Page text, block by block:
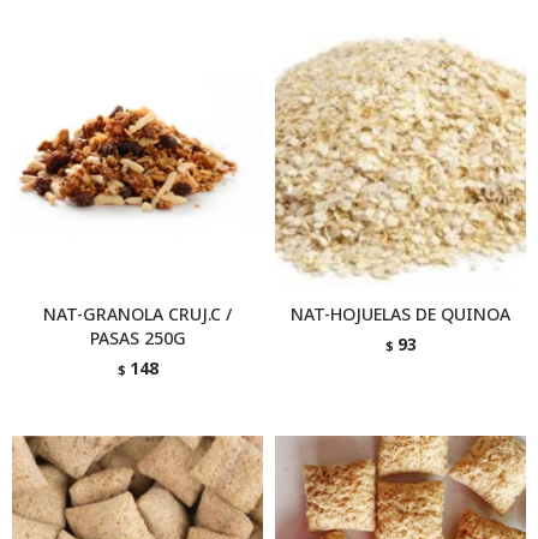
NAT-GRANOLA CRUJ.C /
PASAS 250G
$ 148
NAT-HOJUELAS DE QUINOA
$ 93